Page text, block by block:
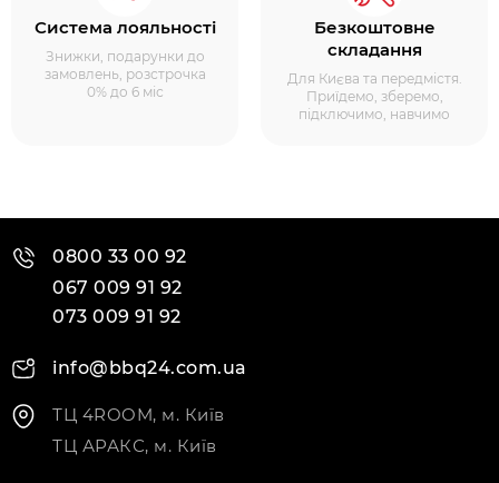
Система лояльності
Знижки, подарунки до
замовлень, розстрочка
0% до 6 міс
Безкоштовне
складання
Для Києва та передмістя.
Приїдемо, зберемо,
підключимо, навчимо
0800 33 00 92
067 009 91 92
073 009 91 92
info@bbq24.com.ua
ТЦ 4ROOM, м. Київ
ТЦ АРАКС, м. Київ